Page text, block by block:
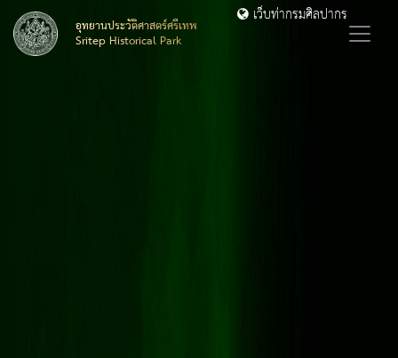
อุทยานประวัติศาสตร์ศรีเทพ
Sritep Historical Park
เว็บท่ากรมศิลปากร